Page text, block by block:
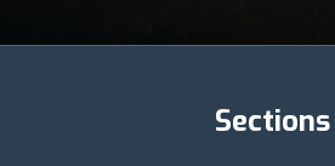
Sections